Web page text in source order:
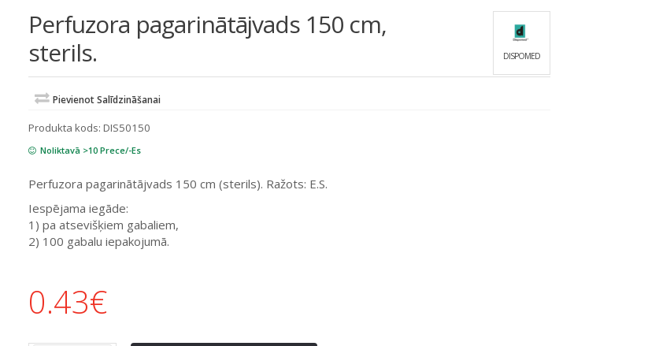
Perfuzora pagarinātājvads 150 cm,
sterils.
DISPOMED
Pievienot Salīdzināšanai
Produkta kods: DIS50150
Noliktavā >10 Prece/-Es
Perfuzora pagarinātājvads 150 cm (sterils). Ražots: E.S.
Iespējama iegāde:
1) pa atsevišķiem gabaliem,
2) 100 gabalu iepakojumā.
0.43€